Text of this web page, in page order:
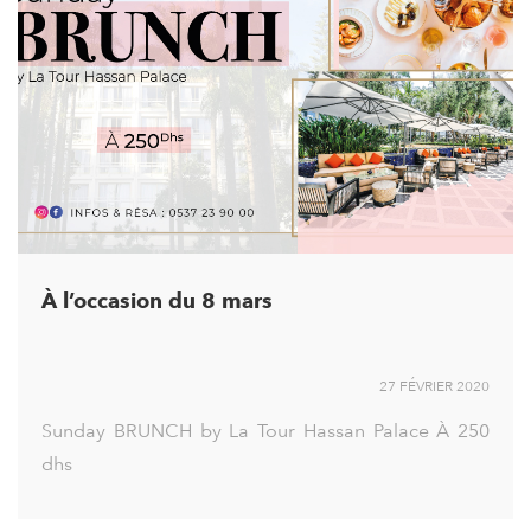
À l’occasion du 8 mars
27 FÉVRIER 2020
Sunday BRUNCH by La Tour Hassan Palace À 250
dhs